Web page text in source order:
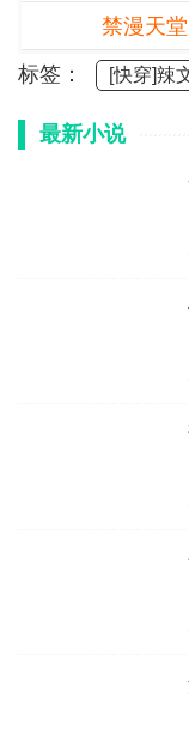
禁漫天堂
标签：
[快穿]辣
最新小说